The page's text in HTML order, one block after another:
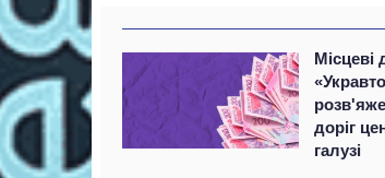
Місцеві
доріг
галузі